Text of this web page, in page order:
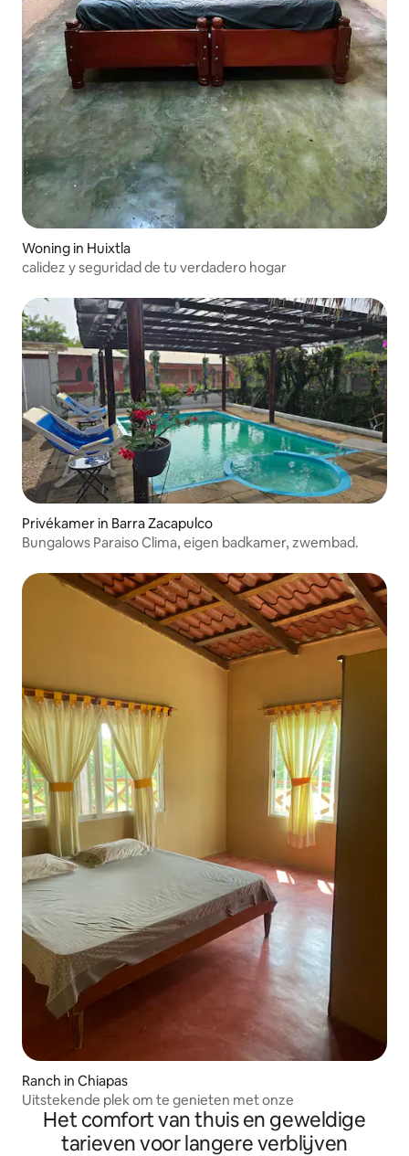
Woning in Huixtla
calidez y seguridad de tu verdadero hogar
Privékamer in Barra Zacapulco
Bungalows Paraiso Clima, eigen badkamer, zwembad.
Ranch in Chiapas
Uitstekende plek om te genieten met onze
Het comfort van thuis en geweldige
tarieven voor langere verblijven